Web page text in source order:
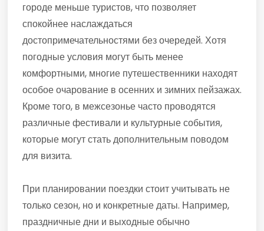
городе меньше туристов, что позволяет
спокойнее наслаждаться
достопримечательностями без очередей. Хотя
погодные условия могут быть менее
комфортными, многие путешественники находят
особое очарование в осенних и зимних пейзажах.
Кроме того, в межсезонье часто проводятся
различные фестивали и культурные события,
которые могут стать дополнительным поводом
для визита.
При планировании поездки стоит учитывать не
только сезон, но и конкретные даты. Например,
праздничные дни и выходные обычно